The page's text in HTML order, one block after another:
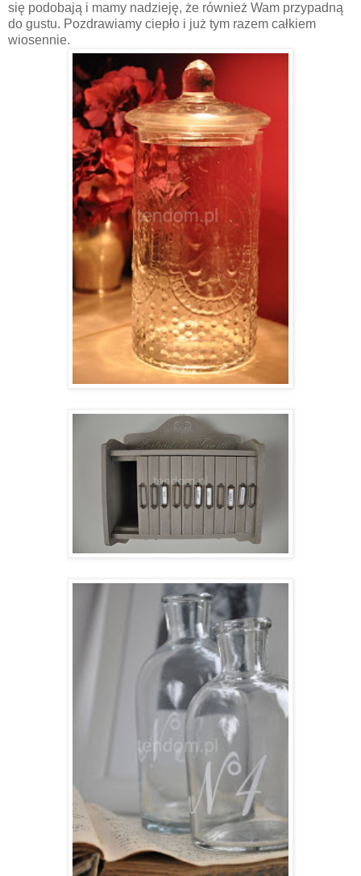
się podobają i mamy nadzieję, że również Wam przypadną
do gustu. Pozdrawiamy ciepło i już tym razem całkiem
wiosennie.